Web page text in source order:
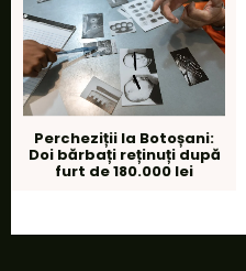
Percheziții la Botoșani:
Doi bărbați reținuți după
furt de 180.000 lei